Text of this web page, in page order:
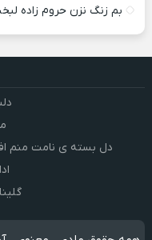
بم زنگ نزن حروم زاده
دل بسته ی نامت منم